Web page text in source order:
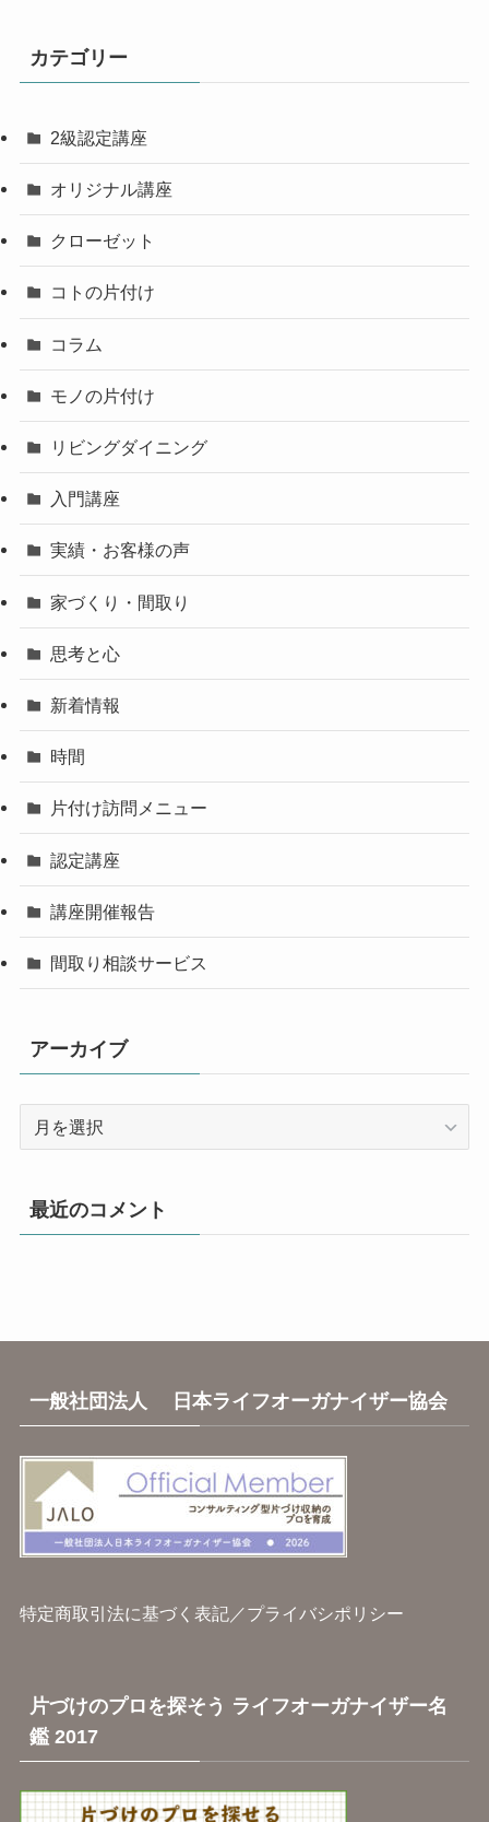
カテゴリー
2級認定講座
オリジナル講座
クローゼット
コトの片付け
コラム
モノの片付け
リビングダイニング
入門講座
実績・お客様の声
家づくり・間取り
思考と心
新着情報
時間
片付け訪問メニュー
認定講座
講座開催報告
間取り相談サービス
アーカイブ
イ
最近のコメント
一般社団法人 日本ライフオーガナイザー協会
特定商取引法に基づく表記／プライバシポリシー
片づけのプロを探そう ライフオーガナイザー名
鑑 2017